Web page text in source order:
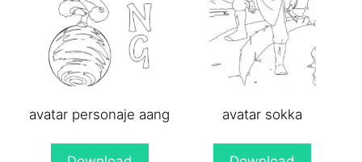
avatar personaje aang avatar sokka